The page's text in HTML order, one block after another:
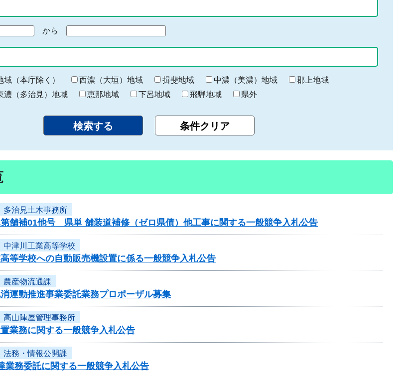
から
終
わ
り
域（本庁除く） 西濃（大垣）地域 揖斐地域 中濃（美濃）地域
郡上地域
濃（多治見）地域 恵那地域 下呂地域 飛騨地域 県外
多治見土木事務所
第舗補01他号 県単 舗装道補修（ゼロ県債）他工事に関する一般競争入札公告
中津川工業高等学校
等学校への自動販売機設置に係る一般競争入札公告
農産物流通課
運動推進事業委託業務プロポーザル募集
高山陣屋管理事務所
業務に関する一般競争入札公告
法務・情報公開課
業務委託に関する一般競争入札公告